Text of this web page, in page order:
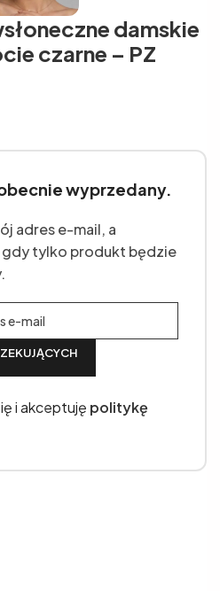
damskie
czarne – PZ
wyprzedany.
adres e-mail, a
tylko produkt będzie
i akceptuję politykę